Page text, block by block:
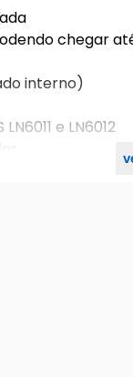
chegar
interno)
e LN6012